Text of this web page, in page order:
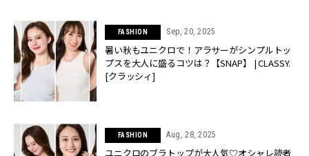
FASHION Sep, 20, 2025
暑い秋もユニクロで！アラサーがシンプルトッ
プスを大人に盛るコツは？【SNAP】 | CLASSY.
[クラッシィ]
FASHION Aug, 28, 2025
ユニクロのブラトップが大人気♡オシャレ読者